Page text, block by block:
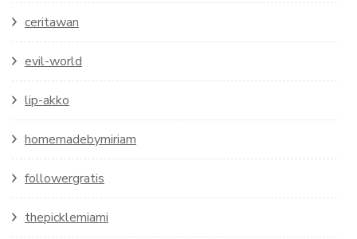
ceritawan
evil-world
lip-akko
homemadebymiriam
followergratis
thepicklemiami